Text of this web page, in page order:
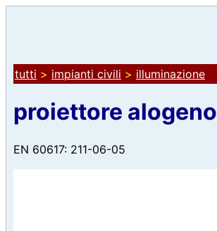
tutti > impianti civili > illuminazione
proiettore alogeno
EN 60617: 211-06-05